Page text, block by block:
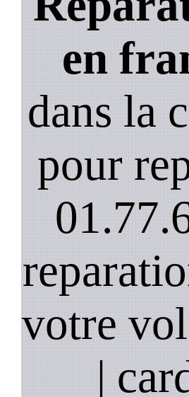
en
dans la
pour
votre
|